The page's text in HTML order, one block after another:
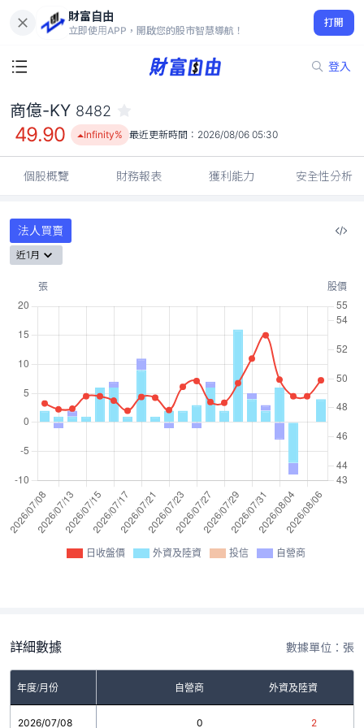
財富自由
立即使用APP，開啟您的股市智慧導航！
打開
登入
49.90
Infinity%
商億-KY 8482
49.90 Infinity% 最近更新時間： 2026/08/06 05:30
個股概覽 財務報表 獲利能力 安全性分析
法人買賣
近1月
日收盤價 外資及陸資 投信 自營商
詳細數據 數據單位：張
年度/月份 自營商 外資及陸資
2026/07/08 0 2